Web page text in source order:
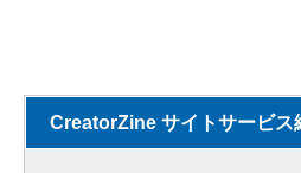
CreatorZine サイトサービス